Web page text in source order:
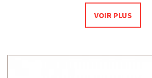
VOIR PLUS